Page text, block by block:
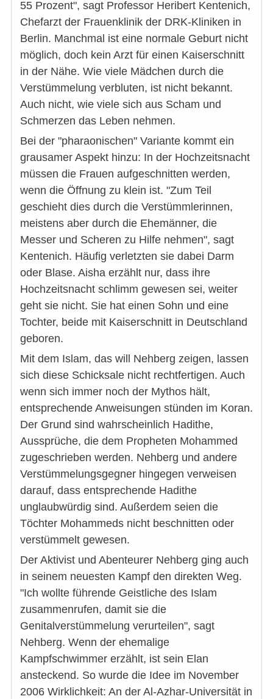
55 Prozent", sagt Professor Heribert Kentenich,
Chefarzt der Frauenklinik der DRK-Kliniken in
Berlin. Manchmal ist eine normale Geburt nicht
möglich, doch kein Arzt für einen Kaiserschnitt
in der Nähe. Wie viele Mädchen durch die
Verstümmelung verbluten, ist nicht bekannt.
Auch nicht, wie viele sich aus Scham und
Schmerzen das Leben nehmen.
Bei der "pharaonischen" Variante kommt ein
grausamer Aspekt hinzu: In der Hochzeitsnacht
müssen die Frauen aufgeschnitten werden,
wenn die Öffnung zu klein ist. "Zum Teil
geschieht dies durch die Verstümmlerinnen,
meistens aber durch die Ehemänner, die
Messer und Scheren zu Hilfe nehmen", sagt
Kentenich. Häufig verletzten sie dabei Darm
oder Blase. Aisha erzählt nur, dass ihre
Hochzeitsnacht schlimm gewesen sei, weiter
geht sie nicht. Sie hat einen Sohn und eine
Tochter, beide mit Kaiserschnitt in Deutschland
geboren.
Mit dem Islam, das will Nehberg zeigen, lassen
sich diese Schicksale nicht rechtfertigen. Auch
wenn sich immer noch der Mythos hält,
entsprechende Anweisungen stünden im Koran.
Der Grund sind wahrscheinlich Hadithe,
Aussprüche, die dem Propheten Mohammed
zugeschrieben werden. Nehberg und andere
Verstümmelungsgegner hingegen verweisen
darauf, dass entsprechende Hadithe
unglaubwürdig sind. Außerdem seien die
Töchter Mohammeds nicht beschnitten oder
verstümmelt gewesen.
Der Aktivist und Abenteurer Nehberg ging auch
in seinem neuesten Kampf den direkten Weg.
"Ich wollte führende Geistliche des Islam
zusammenrufen, damit sie die
Genitalverstümmelung verurteilen", sagt
Nehberg. Wenn der ehemalige
Kampfschwimmer erzählt, ist sein Elan
ansteckend. So wurde die Idee im November
2006 Wirklichkeit: An der Al-Azhar-Universität in